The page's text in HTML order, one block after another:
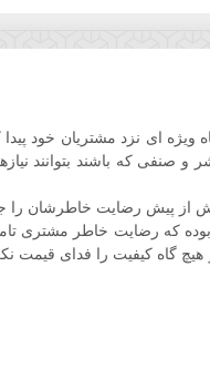
زمان کوتاهی جایگاه ویژه ای نزد
که باشند بتوانند
از پیش رضایت خاطرشان را
که رضایت خاطر مشتری
گاه کیفیت را فدای قیمت